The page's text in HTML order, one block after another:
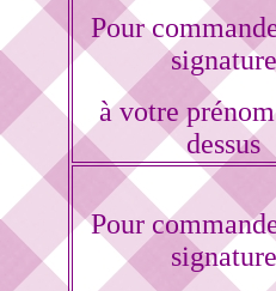
Pour
signature
à votre
dessus
Pour
signature